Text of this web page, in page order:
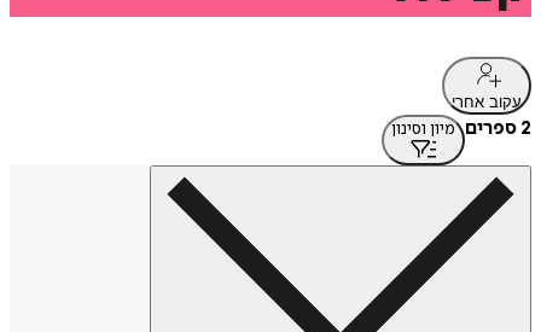
עקוב אחרי
2 ספרים מיון וסינון